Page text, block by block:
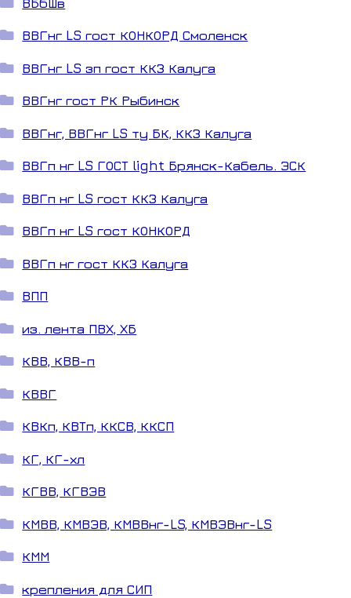
ВВГнг LS гост КОНКОРД Смоленск
ВВГнг LS зп гост ККЗ Калуга
ВВГнг гост РК Рыбинск
ВВГнг, ВВГнг LS ту БК, ККЗ Калуга
ВВГп нг LS ГОСТ light Брянск-Кабель. ЭСК
ВВГп нг LS гост ККЗ Калуга
ВВГп нг LS гост КОНКОРД
ВВГп нг гост ККЗ Калуга
ВПП
из. лента ПВХ, ХБ
КВВ, КВВ-п
КВВГ
КВКп, КВТп, ККСВ, ККСП
КГ, КГ-хл
КГВВ, КГВЭВ
КМВВ, КМВЭВ, КМВВнг-LS, КМВЭВнг-LS
КММ
крепления для СИП